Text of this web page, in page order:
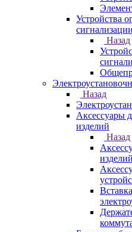
Устройства
сигнализации
Назад
Назад
Аксессуары
изделий
Назад
изделий